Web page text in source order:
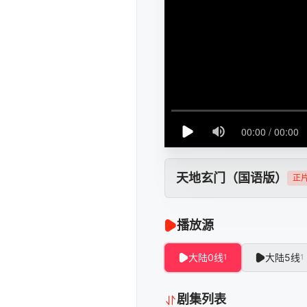
天地玄门（国语版） 正
播放源
大陆0线1 大陆5线1
剧集列表